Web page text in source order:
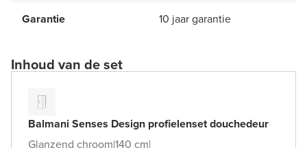
Garantie 10 jaar garantie
Inhoud van de set
Balmani Senses Design profielenset douchedeur
Glanzend chroom|140 cm|